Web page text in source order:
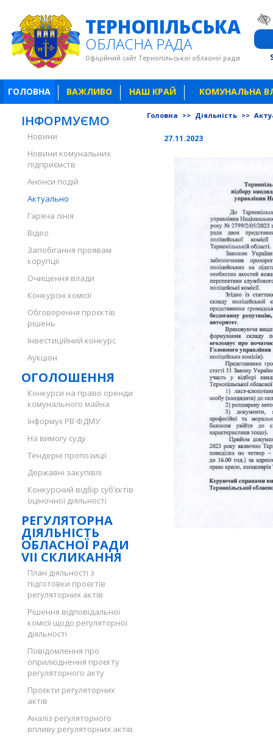
ТЕРНОПІЛЬСЬКА
ОБЛАСНА РАДА
Офіційний сайт Тернопільської обласної ради
ГОЛОВНА ВАЖЛИВО НАШ КРАЙ КОМУНАЛЬНА
ІНФОРМУЄМО
Новини
Новини комунальних
підприємств
Анонси подій
Актуально
Гаряча лінія
Відео
Запобігання проявам
корупції
Очищення влади
Конкурсні комісії
Обговорення проєктів
рішень
Інвестиційний конкурс
Аукціон
ОГОЛОШЕННЯ
Конкурси на право оренди
комунального майна
Інформує РВ ФДМУ
На вимогу суду
Тендерні пропозиції
Державні закупівлі
Конкурсний відбір суб’єктів
оціночної діяльності
РЕГУЛЯТОРНА
ДІЯЛЬНІСТЬ
ОБЛАСНОЇ РАДИ
VII СКЛИКАННЯ
План діяльності з
підготовки проєктів
регуляторних актів
Рішення відповідальної
комісії щодо регуляторної
діяльності
Повідомлення про
оприлюднення проєкту
регуляторного акту
Проєкти регуляторних
актів
Аналіз регуляторного
впливу регуляторних актів
Головна >> Діяльність >>
27.11.2023